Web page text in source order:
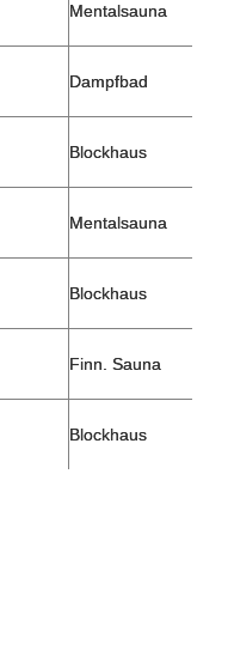
Mentalsauna
Dampfbad
Blockhaus
Mentalsauna
Blockhaus
Finn. Sauna
Blockhaus